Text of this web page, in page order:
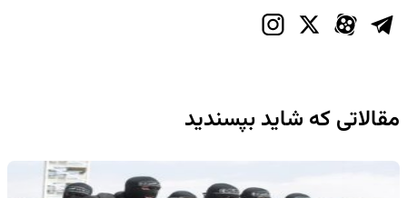
مقالاتی که شاید بپسندید